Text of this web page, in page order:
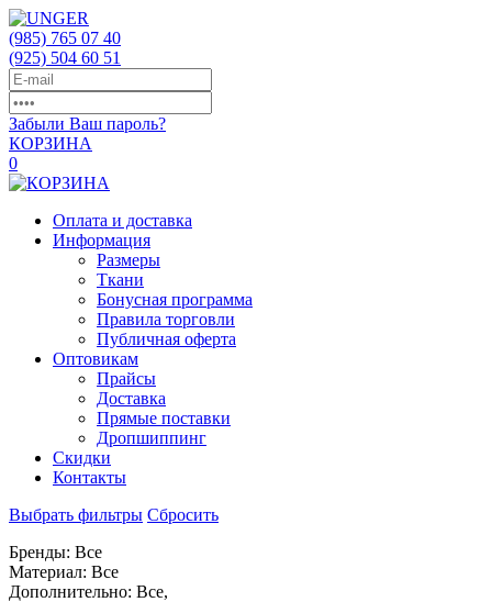
(985) 765 07 40
(925) 504 60 51
Забыли Ваш пароль?
КОРЗИНА
0
Оплата и доставка
Информация
Размеры
Ткани
Бонусная программа
Правила торговли
Публичная оферта
Оптовикам
Прайсы
Доставка
Прямые поставки
Дропшиппинг
Скидки
Контакты
Выбрать фильтры Сбросить
Бренды: Все
Материал: Все
Дополнительно: Все,